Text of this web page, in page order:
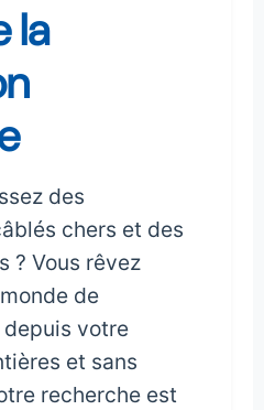
la
des
chers et des
? Vous rêvez
de
votre
et sans
recherche est